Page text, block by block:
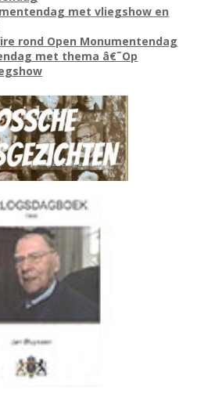
met vliegshow en
rond Open Monumentendag
met thema â€˜Op